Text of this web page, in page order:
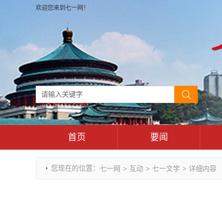
欢迎您来到七一网！
首页 要闻
重庆市领导活动报道集
您现在的位置： 七一网 > 互动 > 七一文学 > 详细内容